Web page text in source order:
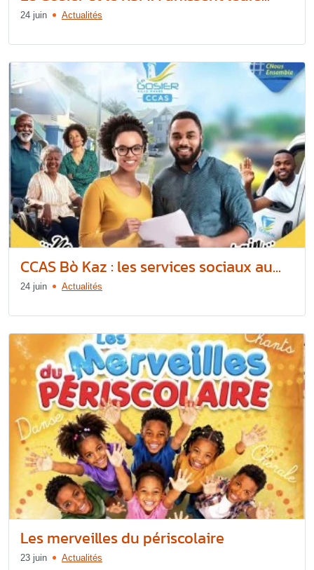
24 juin Actualités
CCAS Bò Kaz : les services sociaux au...
24 juin Actualités
Les merveilles du périscolaire
23 juin Actualités